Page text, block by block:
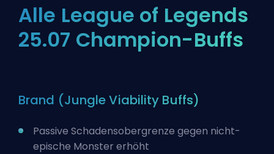
Alle League of Legends
25.07 Champion-Buffs
Brand (Jungle Viability Buffs)
Passive Schadensobergrenze gegen nicht-
epische Monster erhöht